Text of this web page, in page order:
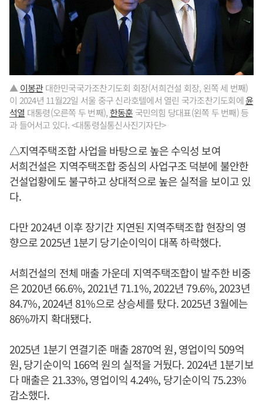
▲ 이봉관대한민국국가조찬기도회 회장(서희건설 회장, 왼쪽 세 번째)
이 2024년 11월22일 서울 중구 신라호텔에서 열린 국가조찬기도회에윤
석열 대통령(오른쪽 두 번째),한동훈 국민의힘 당대표(왼쪽 두 번째) 등
과 들어서고 있다. <대통령실통신사진기자단>
△지역주택조합 사업을 바탕으로 높은 수익성 보여
서희건설은 지역주택조합 중심의 사업구조 덕분에 불안한
건설업황에도 불구하고 상대적으로 높은 실적을 보이고 있
다.
다만 2024년 이후 장기간 지연된 지역주택조합 현장의 영
향으로 2025년 1분기 당기순이익이 대폭 하락했다.
서희건설의 전체 매출 가운데 지역주택조합이 발주한 비중
은 2020년 66.6%, 2021년 71.1%, 2022년 79.6%, 2023년
84.7%, 2024년 81%으로 상승세를 탔다. 2025년 3월에는
86%까지 확대됐다.
2025년 1분기 연결기준 매출 2870억 원, 영업이익 509억
원, 당기순이익 166억 원의 실적을 거뒀다. 2024년 1분기보
다 매출은 21.33%, 영업이익 4.24%, 당기순이익 75.23%
감소했다.